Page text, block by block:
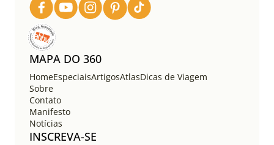
MAPA DO 360
HomeEspeciaisArtigosAtlasDicas de Viagem
Sobre
Contato
Manifesto
Notícias
INSCREVA-SE